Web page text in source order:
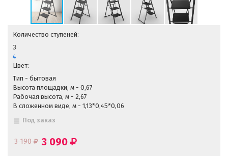
Количество ступеней:
3
4
Цвет:
Тип - бытовая
Высота площадки, м - 0,67
Рабочая высота, м - 2,67
В сложенном виде, м - 1,13*0,45*0,06
Под заказ
3 190 3 090